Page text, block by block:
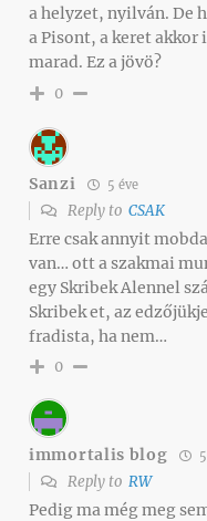
a helyzet, nyilván. De
a Pisont, a keret akkor
marad. Ez a jövö?
0
Sanzi 5 éve
Reply to CSAK
Erre csak annyit
van… ott a szakmai
egy Skribek Alennel
Skribek et, az
fradista, ha nem…
0
immortalis blog
Reply to RW
Pedig ma még meg